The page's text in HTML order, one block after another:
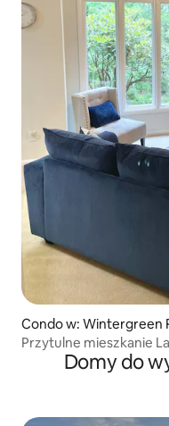
Condo w: Wintergreen
Przytulne mieszkanie
basenuDomy do